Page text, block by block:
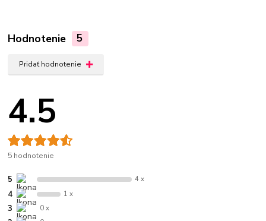
Hodnotenie 5
Pridať hodnotenie
4.5
5 hodnotenie
5 4 x
4 1 x
3 0 x